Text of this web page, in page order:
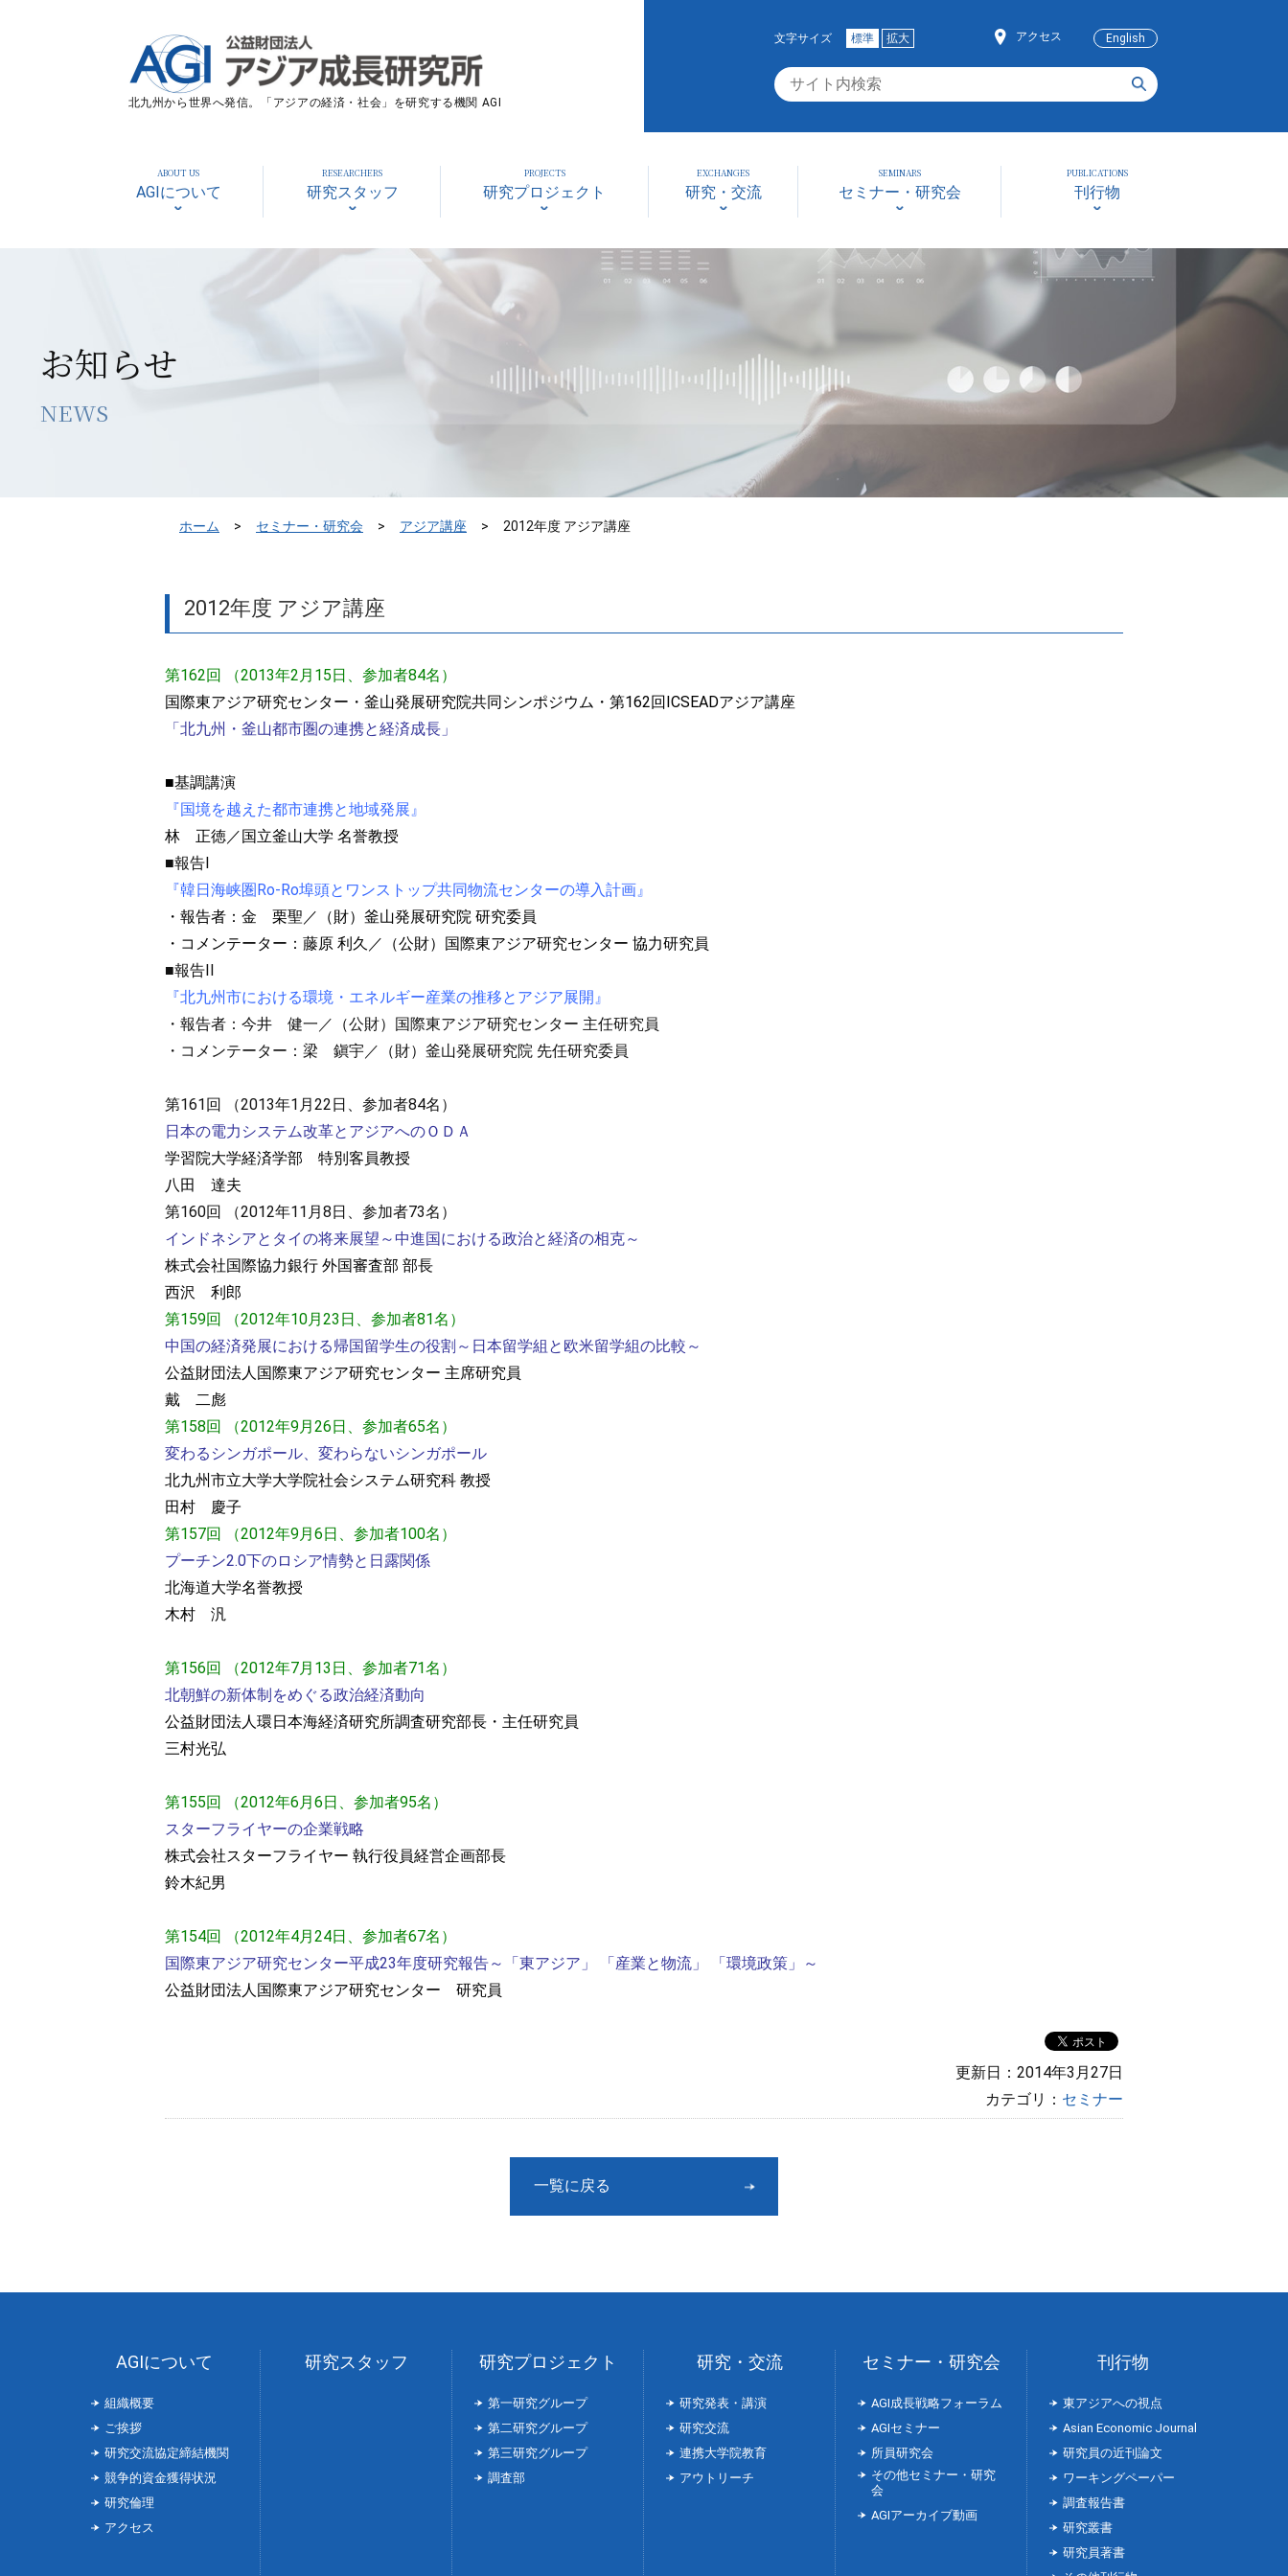
北九州から世界へ発信。「アジアの経済・社会」を研究する機関 AGI
文字サイズ 標準 拡大 アクセス English
ABOUT US
AGIについて
RESEARCHERS
研究スタッフ
PROJECTS
研究プロジェクト
EXCHANGES
研究・交流
SEMINARS
セミナー・研究会
PUBLICATIONS
刊行物
お知らせ
NEWS
ホーム セミナー・研究会 アジア講座 2012年度 アジア講座
2012年度 アジア講座
第162回 （2013年2月15日、参加者84名）
国際東アジア研究センター・釜山発展研究院共同シンポジウム・第162回ICSEADアジア講座
「北九州・釜山都市圏の連携と経済成長」
■基調講演
『国境を越えた都市連携と地域発展』
林 正徳／国立釜山大学 名誉教授
■報告I
『韓日海峡圏Ro-Ro埠頭とワンストップ共同物流センターの導入計画』
・報告者：金 栗聖／（財）釜山発展研究院 研究委員
・コメンテーター：藤原 利久／（公財）国際東アジア研究センター 協力研究員
■報告II
『北九州市における環境・エネルギー産業の推移とアジア展開』
・報告者：今井 健一／（公財）国際東アジア研究センター 主任研究員
・コメンテーター：梁 鎭宇／（財）釜山発展研究院 先任研究委員
第161回 （2013年1月22日、参加者84名）
日本の電力システム改革とアジアへのＯＤＡ
学習院大学経済学部 特別客員教授
八田 達夫
第160回 （2012年11月8日、参加者73名）
インドネシアとタイの将来展望～中進国における政治と経済の相克～
株式会社国際協力銀行 外国審査部 部長
西沢 利郎
第159回 （2012年10月23日、参加者81名）
中国の経済発展における帰国留学生の役割～日本留学組と欧米留学組の比較～
公益財団法人国際東アジア研究センター 主席研究員
戴 二彪
第158回 （2012年9月26日、参加者65名）
変わるシンガポール、変わらないシンガポール
北九州市立大学大学院社会システム研究科 教授
田村 慶子
第157回 （2012年9月6日、参加者100名）
プーチン2.0下のロシア情勢と日露関係
北海道大学名誉教授
木村 汎
第156回 （2012年7月13日、参加者71名）
北朝鮮の新体制をめぐる政治経済動向
公益財団法人環日本海経済研究所調査研究部長・主任研究員
三村光弘
第155回 （2012年6月6日、参加者95名）
スターフライヤーの企業戦略
株式会社スターフライヤー 執行役員経営企画部長
鈴木紀男
第154回 （2012年4月24日、参加者67名）
国際東アジア研究センター平成23年度研究報告～「東アジア」 「産業と物流」 「環境政策」～
公益財団法人国際東アジア研究センター 研究員
更新日：2014年3月27日
カテゴリ： セミナー
一覧に戻る
AGIについて
組織概要
ご挨拶
研究交流協定締結機関
競争的資金獲得状況
研究倫理
アクセス
研究スタッフ 研究プロジェクト
第一研究グループ
第二研究グループ
第三研究グループ
調査部
研究・交流
研究発表・講演
研究交流
連携大学院教育
アウトリーチ
セミナー・研究会
AGI成長戦略フォーラム
AGIセミナー
所員研究会
その他セミナー・研究
会
AGIアーカイブ動画
刊行物
東アジアへの視点
Asian Economic Journal
研究員の近刊論文
ワーキングペーパー
調査報告書
研究叢書
研究員著書